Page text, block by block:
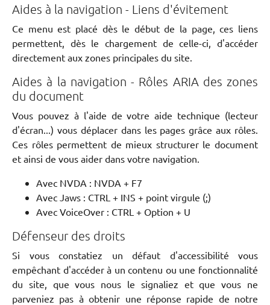
Aides à la navigation - Liens d'évitement
Ce menu est placé dès le début de la page, ces liens
permettent, dès le chargement de celle-ci, d'accéder
directement aux zones principales du site.
Aides à la navigation - Rôles ARIA des zones
du document
Vous pouvez à l'aide de votre aide technique (lecteur
d'écran...) vous déplacer dans les pages grâce aux rôles.
Ces rôles permettent de mieux structurer le document
et ainsi de vous aider dans votre navigation.
Avec NVDA : NVDA + F7
Avec Jaws : CTRL + INS + point virgule (;)
Avec VoiceOver : CTRL + Option + U
Défenseur des droits
Si vous constatiez un défaut d'accessibilité vous
empêchant d'accéder à un contenu ou une fonctionnalité
du site, que vous nous le signaliez et que vous ne
parveniez pas à obtenir une réponse rapide de notre